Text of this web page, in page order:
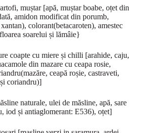
muștar [apă, muștar boabe, oțet din
amidon modificat din porumb,
colorant(betacaroten), amestec
soarelui și lămâie}
coapte cu miere și chilli [arahide, caju,
din mazare cu ceapa rosie,
ceapă roșie, castraveti,
coriandru)]
naturale, ulei de măsline, apă, sare
iod și antiaglomerant: E536), oțet]